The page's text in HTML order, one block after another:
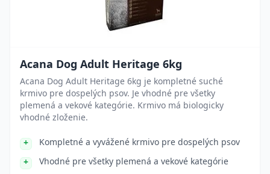
Acana Dog Adult Heritage 6kg
Acana Dog Adult Heritage 6kg je kompletné suché
krmivo pre dospelých psov. Je vhodné pre všetky
plemená a vekové kategórie. Krmivo má biologicky
vhodné zloženie.
Kompletné a vyvážené krmivo pre dospelých psov
Vhodné pre všetky plemená a vekové kategórie